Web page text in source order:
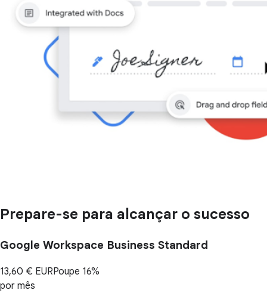
Prepare-se para alcançar o sucesso
Google Workspace Business Standard
13,60 € EURPoupe 16%
por mês